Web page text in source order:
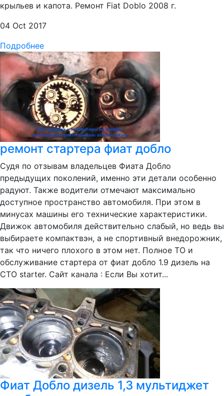
крыльев и капота. Ремонт Fiat Doblo 2008 г.
04 Oct 2017
Подробнее
ремонт стартера фиат добло
Судя по отзывам владельцев Фиата Добло
предыдущих поколений, именно эти детали особенно
радуют. Также водители отмечают максимально
доступное пространство автомобиля. При этом в
минусах машины его технические характеристики.
Движок автомобиля действительно слабый, но ведь вы
выбираете компактвэн, а не спортивный внедорожник,
так что ничего плохого в этом нет. Полное ТО и
обслуживание стартера от фиат добло 1.9 дизель на
СТО starter. Сайт канала : Если Вы хотит...
Фиат Добло дизель 1,3 мультиджет